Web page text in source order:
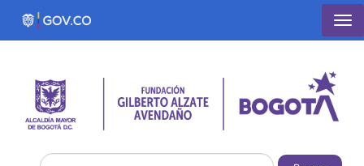
Pasar al contenido principal
Buscar